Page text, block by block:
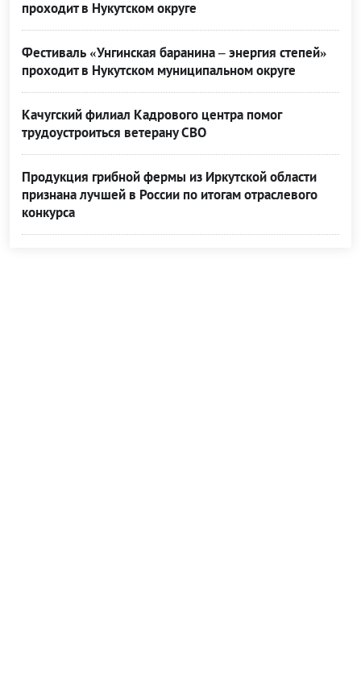
проходит в Нукутском округе
Фестиваль «Унгинская баранина – энергия степей»
проходит в Нукутском муниципальном округе
Качугский филиал Кадрового центра помог
трудоустроиться ветерану СВО
Продукция грибной фермы из Иркутской области
признана лучшей в России по итогам отраслевого
конкурса